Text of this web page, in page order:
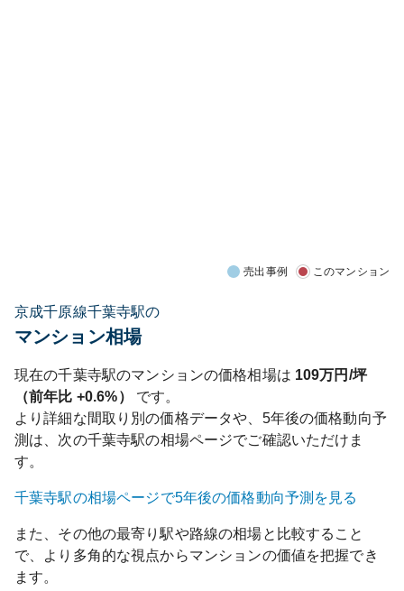
売出事例 このマンション
京成千原線千葉寺駅の
マンション相場
現在の千葉寺駅のマンションの価格相場は 109万円/坪
（前年比 +0.6%）
です。
より詳細な間取り別の価格データや、5年後の価格動向予
測は、次の千葉寺駅の相場ページでご確認いただけま
す。
千葉寺駅の相場ページで5年後の価格動向予測を見る
また、その他の最寄り駅や路線の相場と比較すること
で、より多角的な視点からマンションの価値を把握でき
ます。